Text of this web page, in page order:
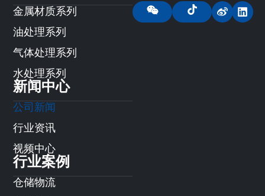
金属材质系列
油处理系列
气体处理系列
水处理系列
新闻中心
公司新闻
行业资讯
视频中心
行业案例
仓储物流